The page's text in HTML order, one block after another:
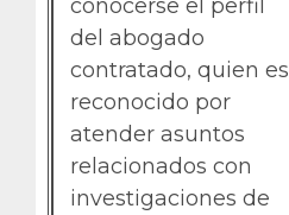
conocerse el perfil
del abogado
contratado, quien es
reconocido por
atender asuntos
relacionados con
investigaciones de